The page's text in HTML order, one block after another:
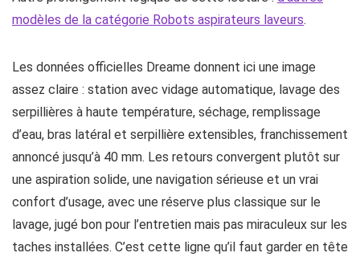
modèles de la catégorie Robots aspirateurs laveurs.
Les données officielles Dreame donnent ici une image
assez claire : station avec vidage automatique, lavage des
serpillières à haute température, séchage, remplissage
d’eau, bras latéral et serpillière extensibles, franchissement
annoncé jusqu’à 40 mm. Les retours convergent plutôt sur
une aspiration solide, une navigation sérieuse et un vrai
confort d’usage, avec une réserve plus classique sur le
lavage, jugé bon pour l’entretien mais pas miraculeux sur les
taches installées. C’est cette ligne qu’il faut garder en tête